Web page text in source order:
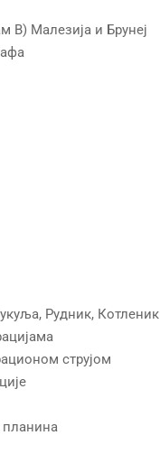
В) Малезија и Брунеј
Рудник, Котленик
струјом